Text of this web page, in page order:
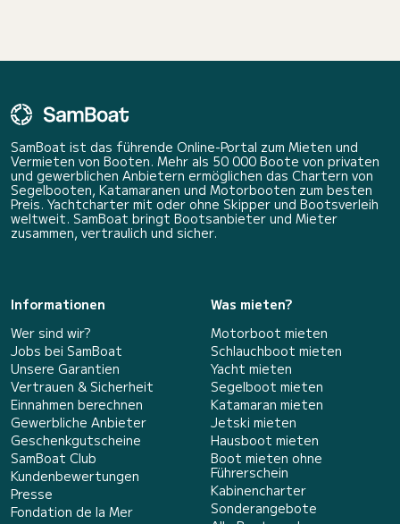
SamBoat ist das führende Online-Portal zum Mieten und
Vermieten von Booten. Mehr als 50 000 Boote von privaten
und gewerblichen Anbietern ermöglichen das Chartern von
Segelbooten, Katamaranen und Motorbooten zum besten
Preis. Yachtcharter mit oder ohne Skipper und Bootsverleih
weltweit. SamBoat bringt Bootsanbieter und Mieter
zusammen, vertraulich und sicher.
Informationen
Wer sind wir?
Jobs bei SamBoat
Unsere Garantien
Vertrauen & Sicherheit
Einnahmen berechnen
Gewerbliche Anbieter
Geschenkgutscheine
SamBoat Club
Kundenbewertungen
Presse
Fondation de la Mer
Was mieten?
Motorboot mieten
Schlauchboot mieten
Yacht mieten
Segelboot mieten
Katamaran mieten
Jetski mieten
Hausboot mieten
Boot mieten ohne
Führerschein
Kabinencharter
Sonderangebote